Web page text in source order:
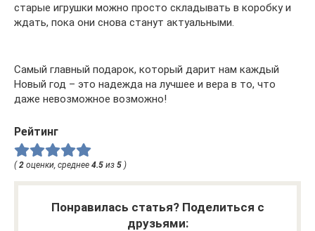
старые игрушки можно просто складывать в коробку и
ждать, пока они снова станут актуальными.
Самый главный подарок, который дарит нам каждый
Новый год – это надежда на лучшее и вера в то, что
даже невозможное возможно!
Рейтинг
(2 оценки, среднее 4.5 из 5 )
Понравилась статья? Поделиться с
друзьями: